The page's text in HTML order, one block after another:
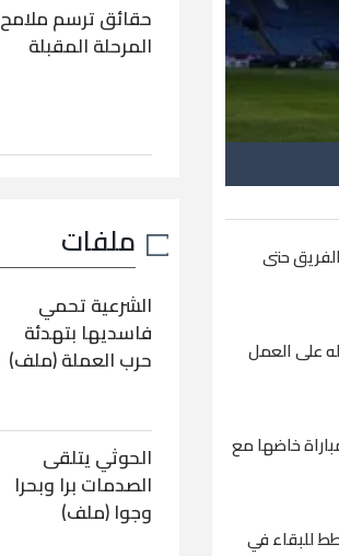
حتى
على العمل
، الذي انضم لفريق ليستر في فبراير الماضي، مع ليستر في 17 مباراة من أصل 26 مباراة خاضها مع
للبقاء في
حقائق ترسم ملامح
المرحلة المقبلة
ملفات
الشرعية تحمي
فاسديها بتهدئة
حرب العملة (ملف)
الحوثي يتلقى
الصدمات برا وبحرا
وجوا (ملف)